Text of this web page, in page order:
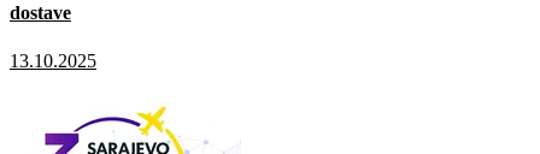
dostave
13.10.2025